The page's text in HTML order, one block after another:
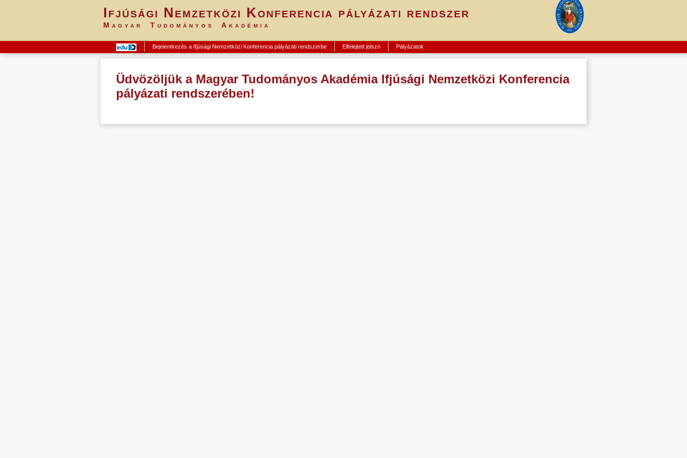
Ifjúsági Nemzetközi Konferencia pályázati rendszer
Magyar Tudományos Akadémia
Bejelentkezés a Ifjúsági Nemzetközi Konferencia pályázati rendszerbe Elfelejtett jelszó Pályázatok
Üdvözöljük a Magyar Tudományos Akadémia Ifjúsági Nemzetközi Konferencia
pályázati rendszerében!